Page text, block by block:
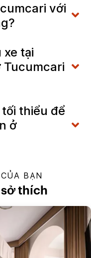
với
xe tại
Tucumcari
thiểu để
ở
BẠN
sở thích